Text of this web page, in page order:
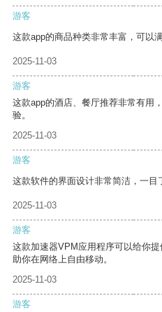
游客
这款app的商品种类非常丰富，可以
2025-11-03
游客
这款app的酒店、餐厅推荐非常有用
验。
2025-11-03
游客
这款软件的界面设计非常简洁，一目
2025-11-03
游客
这款加速器VPM应用程序可以给你
助你在网络上自由移动。
2025-11-03
游客